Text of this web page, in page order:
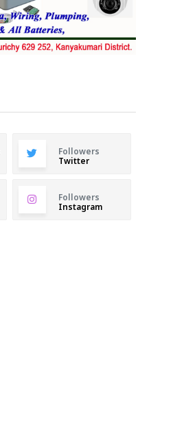
Followers
Twitter
Followers
Instagram